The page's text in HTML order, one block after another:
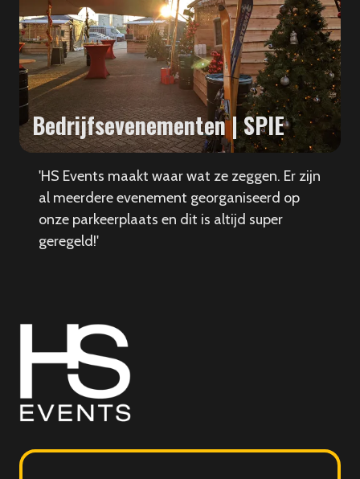
Bedrijfsevenementen | SPIE
'HS Events maakt waar wat ze zeggen. Er zijn
al meerdere evenement georganiseerd op
onze parkeerplaats en dit is altijd super
geregeld!'